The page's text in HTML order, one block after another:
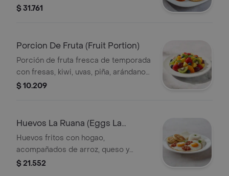
Hogao. Huevos De Finca Y Arepa
Rice, Served With Ripe Plantain And
Hogao. Free-Range Eggs And A Thick
Corn Arepa.
$ 31.761
Porcion De Fruta (Fruit Portion)
Porción de fruta fresca de temporada
con fresas, kiwi, uvas, piña, arándanos
y naranja.
$ 10.209
Huevos La Ruana (Eggs La
Rauana)
Huevos fritos con hogao,
acompañados de arroz, queso y
arepas.
$ 21.552